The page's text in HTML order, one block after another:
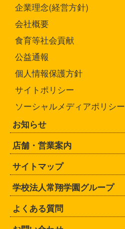
企業理念(経営方針)
会社概要
食育等社会貢献
公益通報
個人情報保護方針
サイトポリシー
ソーシャルメディアポリシー
お知らせ
店舗・営業案内
サイトマップ
学校法人常翔学園グループ
よくある質問